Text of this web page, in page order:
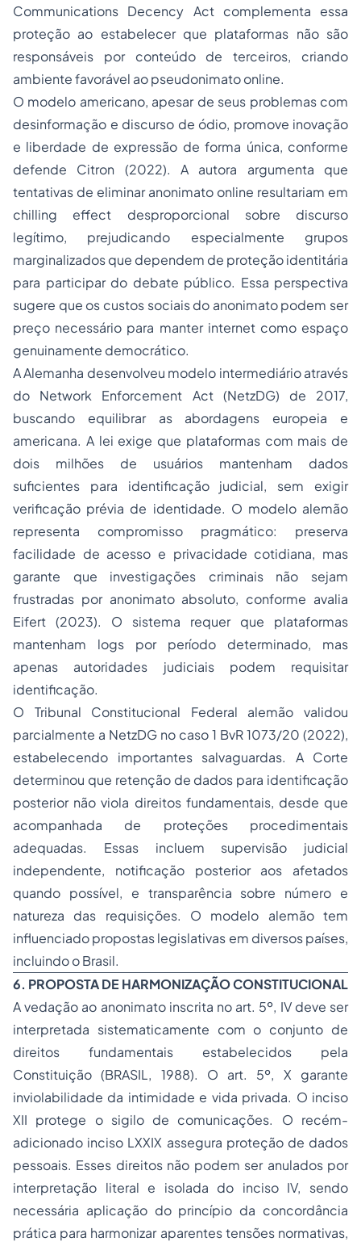
Communications Decency Actcomplementa essa
proteção ao estabelecer que plataformas não são
responsáveis por conteúdo de terceiros, criando
ambiente favorável ao pseudonimato online.
O modelo americano, apesar de seus problemas com
desinformação e discurso de ódio, promove inovação
e liberdade de expressão de forma única, conforme
defende Citron (2022). A autora argumenta que
tentativas de eliminar anonimato online resultariam em
chilling effect desproporcional sobre discurso
legítimo, prejudicando especialmente grupos
marginalizados que dependem de proteção identitária
para participar do debate público. Essa perspectiva
sugere que os custos sociais do anonimato podem ser
preço necessário para manter internet como espaço
genuinamente democrático.
A Alemanha desenvolveu modelo intermediário através
do Network Enforcement Act(NetzDG) de 2017,
buscando equilibrar as abordagens europeia e
americana. A lei exige que plataformas com mais de
dois milhões de usuários mantenham dados
suficientes para identificação judicial, sem exigir
verificação prévia de identidade. O modelo alemão
representa compromisso pragmático: preserva
facilidade de acesso e privacidade cotidiana, mas
garante que investigações criminais não sejam
frustradas por anonimato absoluto, conforme avalia
Eifert (2023). O sistema requer que plataformas
mantenham logs por período determinado, mas
apenas autoridades judiciais podem requisitar
identificação.
O Tribunal Constitucional Federal alemão validou
parcialmente a NetzDG no caso 1 BvR 1073/20 (2022),
estabelecendo importantes salvaguardas. A Corte
determinou que retenção de dados para identificação
posterior não viola direitos fundamentais, desde que
acompanhada de proteções procedimentais
adequadas. Essas incluem supervisão judicial
independente, notificação posterior aos afetados
quando possível, e transparência sobre número e
natureza das requisições. O modelo alemão tem
influenciado propostas legislativas em diversos países,
incluindo o Brasil.
6. PROPOSTA DE HARMONIZAÇÃO CONSTITUCIONAL
A vedação ao anonimato inscrita no art. 5º, IV deve ser
interpretada sistematicamente com o conjunto de
direitos fundamentais estabelecidos pela
Constituição (BRASIL, 1988). O art. 5º, X garante
inviolabilidade da intimidade e vida privada. O inciso
XII protege o sigilo de comunicações. O recém-
adicionado inciso LXXIX assegura proteção de dados
pessoais. Esses direitos não podem ser anulados por
interpretação literal e isolada do inciso IV, sendo
necessária aplicação do princípio da concordância
prática para harmonizar aparentes tensões normativas,